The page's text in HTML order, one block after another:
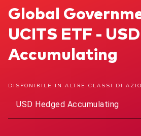
Visualizza i nostri prodotti
Cerca i nostri prodotti
Eventi ed approfondimenti
Back to main menu
La società
Chi siamo
Global Government Bond UCITS
Global
UCITS ETF -
Accumulating
DISPONIBILE IN ALTRE CLASSI DI
USD Hedged Accumulating